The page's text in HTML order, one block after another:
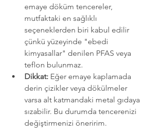
emaye döküm tencereler,
mutfaktaki en sağlıklı
seçeneklerden biri kabul edilir
çünkü yüzeyinde "ebedi
kimyasallar" denilen PFAS veya
teflon bulunmaz.
Dikkat: Eğer emaye kaplamada
derin çizikler veya dökülmeler
varsa alt katmandaki metal gıdaya
sızabilir. Bu durumda tencerenizi
değiştirmenizi öneririm.